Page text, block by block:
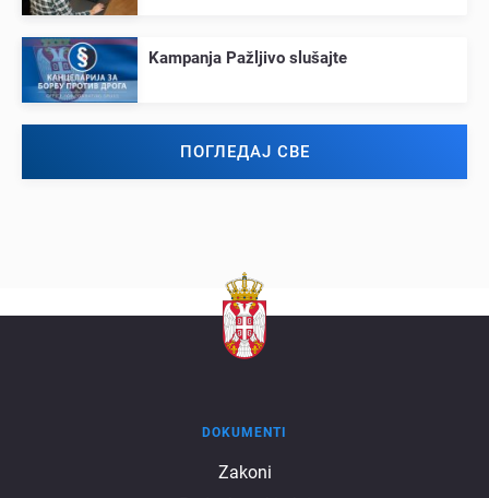
Kampanja Pažljivo slušajtе
ПОГЛЕДАЈ СВЕ
DOKUMENTI
Zakoni